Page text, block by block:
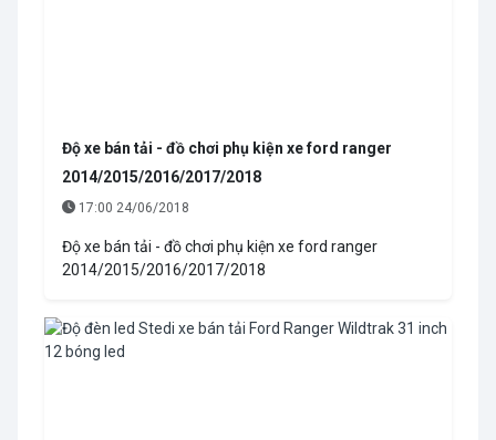
Độ xe bán tải - đồ chơi phụ kiện xe ford ranger
2014/2015/2016/2017/2018
17:00 24/06/2018
Độ xe bán tải - đồ chơi phụ kiện xe ford ranger
2014/2015/2016/2017/2018